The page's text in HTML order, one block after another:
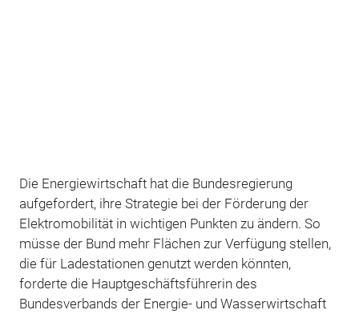
Die Energiewirtschaft hat die Bundesregierung
aufgefordert, ihre Strategie bei der Förderung der
Elektromobilität in wichtigen Punkten zu ändern. So
müsse der Bund mehr Flächen zur Verfügung stellen,
die für Ladestationen genutzt werden könnten,
forderte die Hauptgeschäftsführerin des
Bundesverbands der Energie- und Wasserwirtschaft